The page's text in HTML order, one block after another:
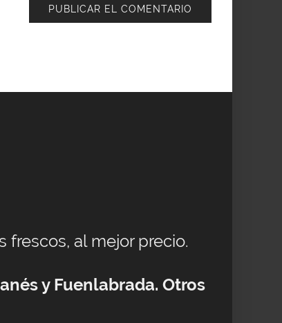
frescos, al mejor precio.
y Fuenlabrada. Otros